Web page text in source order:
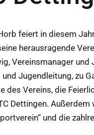
feiert in diesem
herausragende
Vereinsmanager
Jugendleitung, zu
des Vereins, die
Dettingen.
und die